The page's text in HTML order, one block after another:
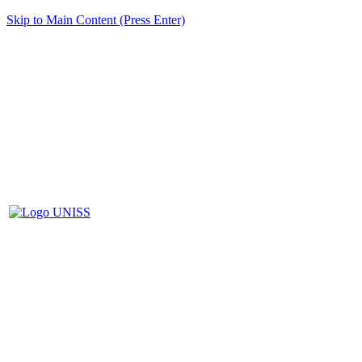
Skip to Main Content (Press Enter)